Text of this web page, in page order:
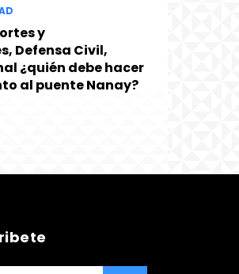
y
Defensa Civil,
¿quién debe hacer
al puente Nanay?